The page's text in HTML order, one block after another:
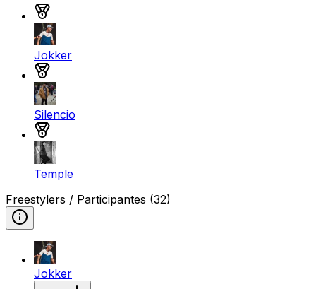
Jokker
Silencio
Temple
Freestylers / Participantes (32)
Jokker